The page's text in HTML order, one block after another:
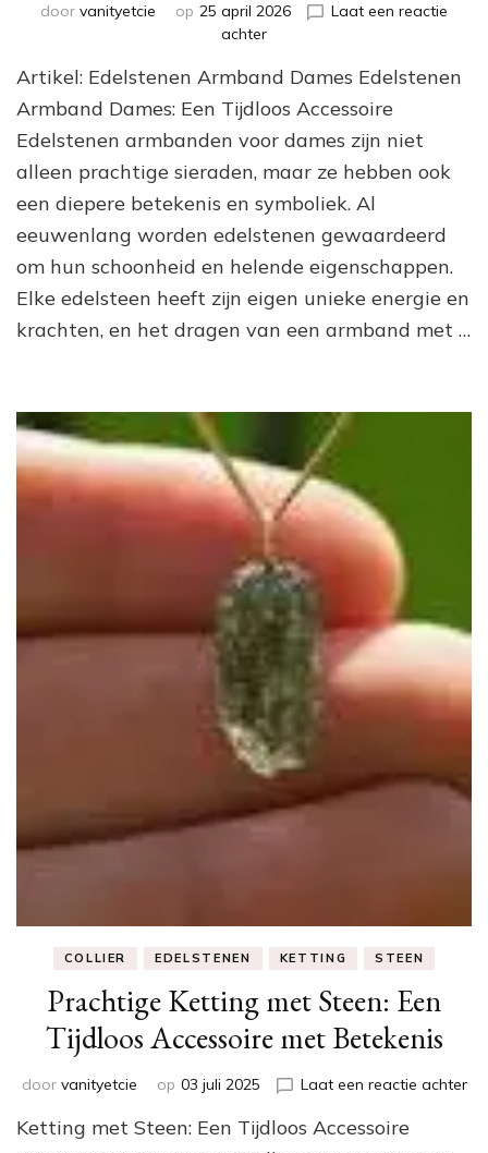
door vanityetcie op 25 april 2026
Laat een reactie
achterop
Edelstenen
Armband
Dames:
Een
Tijdloos
Accessoire
van
Schoonheid
Artikel: Edelstenen Armband Dames Edelstenen
Armband Dames: Een Tijdloos Accessoire
Edelstenen armbanden voor dames zijn niet
alleen prachtige sieraden, maar ze hebben ook
een diepere betekenis en symboliek. Al
eeuwenlang worden edelstenen gewaardeerd
om hun schoonheid en helende eigenschappen.
Elke edelsteen heeft zijn eigen unieke energie en
krachten, en het dragen van een armband met …
COLLIER EDELSTENEN KETTING STEEN
Prachtige Ketting met Steen: Een
Tijdloos Accessoire met Betekenis
door vanityetcie op 03 juli 2025 Laat een reactie achterop
Ketting met Steen: Een Tijdloos Accessoire